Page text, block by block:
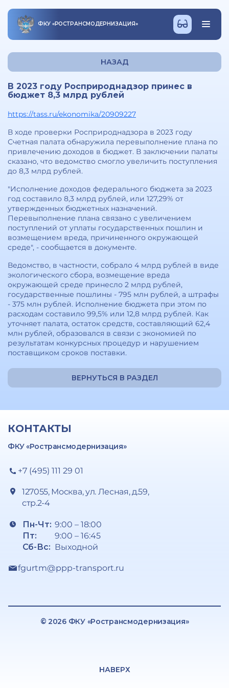
ФКУ «РОСТРАНСМОДЕРНИЗАЦИЯ»
НАЗАД
В 2023 году Росприроднадзор принес в
бюджет 8,3 млрд рублей
https://tass.ru/ekonomika/20909227
В ходе проверки Росприроднадзора в 2023 году
Счетная палата обнаружила перевыполнение плана по
привлечению доходов в бюджет. В заключении палаты
сказано, что ведомство смогло увеличить поступления
до 8,3 млрд рублей.
"Исполнение доходов федерального бюджета за 2023
год составило 8,3 млрд рублей, или 127,29% от
утвержденных бюджетных назначений.
Перевыполнение плана связано с увеличением
поступлений от уплаты государственных пошлин и
возмещением вреда, причиненного окружающей
среде", - сообщается в документе.
Ведомство, в частности, собрало 4 млрд рублей в виде
экологического сбора, возмещение вреда
окружающей среде принесло 2 млрд рублей,
государственные пошлины - 795 млн рублей, а штрафы
- 375 млн рублей. Исполнение бюджета при этом по
расходам составило 99,5% или 12,8 млрд рублей. Как
уточняет палата, остаток средств, составляющий 62,4
млн рублей, образовался в связи с экономией по
результатам конкурсных процедур и нарушением
поставщиком сроков поставки.
ВЕРНУТЬСЯ В РАЗДЕЛ
КОНТАКТЫ
ФКУ «Ространсмодернизация»
+7 (495) 111 29 01
127055, Москва, ул. Лесная, д.59,
стр.2-4
Пн-Чт:
Пт:
Сб-Вс:
9:00 – 18:00
9:00 – 16:45
Выходной
fgurtm@ppp-transport.ru
© 2026 ФКУ «Ространсмодернизация»
НАВЕРХ